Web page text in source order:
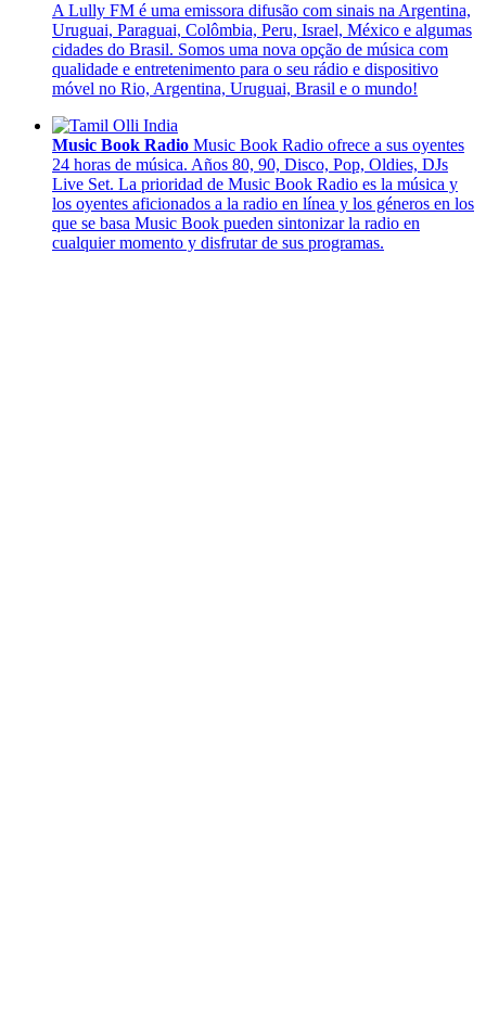
A Lully FM é uma emissora difusão com sinais na Argentina,
Uruguai, Paraguai, Colômbia, Peru, Israel, México e algumas
cidades do Brasil. Somos uma nova opção de música com
qualidade e entretenimento para o seu rádio e dispositivo
móvel no Rio, Argentina, Uruguai, Brasil e o mundo!
Music Book Radio Music Book Radio ofrece a sus oyentes
24 horas de música. Años 80, 90, Disco, Pop, Oldies, DJs
Live Set. La prioridad de Music Book Radio es la música y
los oyentes aficionados a la radio en línea y los géneros en los
que se basa Music Book pueden sintonizar la radio en
cualquier momento y disfrutar de sus programas.